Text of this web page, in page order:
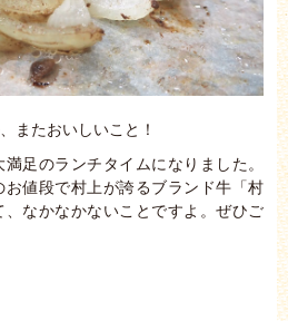
またおいしいこと！
足のランチタイムになりました。
お値段で村上が誇るブランド牛「村
、なかなかないことですよ。ぜひご